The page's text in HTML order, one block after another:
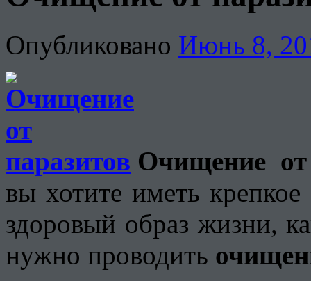
Опубликовано Июнь 8,
Очищение от
вы хотите иметь
здоровый образ жизни,
нужно проводить